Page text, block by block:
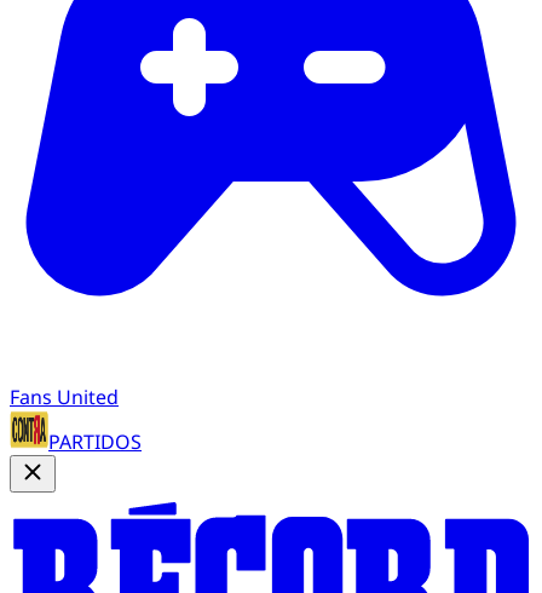
Fans United
PARTIDOS